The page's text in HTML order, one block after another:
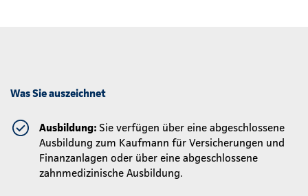
Was Sie auszeichnet
Ausbildung: Sie verfügen über eine abgeschlossene
Ausbildung zum Kaufmann für Versicherungen und
Finanzanlagen oder über eine abgeschlossene
zahnmedizinische Ausbildung.